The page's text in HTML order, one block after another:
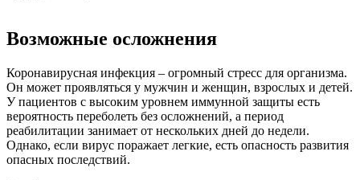
Возможные осложнения
Коронавирусная инфекция – огромный стресс для организма.
Он может проявляться у мужчин и женщин, взрослых и детей.
У пациентов с высоким уровнем иммунной защиты есть
вероятность переболеть без осложнений, а период
реабилитации занимает от нескольких дней до недели.
Однако, если вирус поражает легкие, есть опасность развития
опасных последствий.